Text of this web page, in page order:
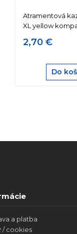
Atramentová
XL yellow
2,70 €
Do
a platba
/ cookies